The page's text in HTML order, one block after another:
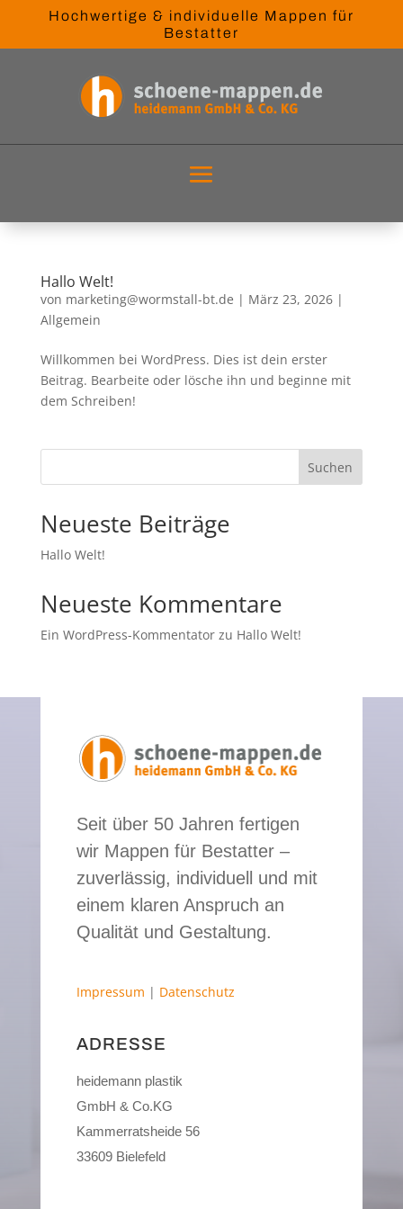
Hochwertige & individuelle Mappen für
Bestatter
Hallo Welt!
von marketing@wormstall-bt.de | März 23, 2026|
Allgemein
Willkommen bei WordPress. Dies ist dein erster
Beitrag. Bearbeite oder lösche ihn und beginne mit
dem Schreiben!
Suchen
Neueste Beiträge
Hallo Welt!
Neueste Kommentare
Ein WordPress-Kommentatorzu Hallo Welt!
Seit über 50 Jahren fertigen
wir Mappen für Bestatter –
zuverlässig, individuell und mit
einem klaren Anspruch an
Qualität und Gestaltung.
Impressum | Datenschutz
ADRESSE
heidemann plastik
GmbH & Co.KG
Kammerratsheide 56
33609 Bielefeld